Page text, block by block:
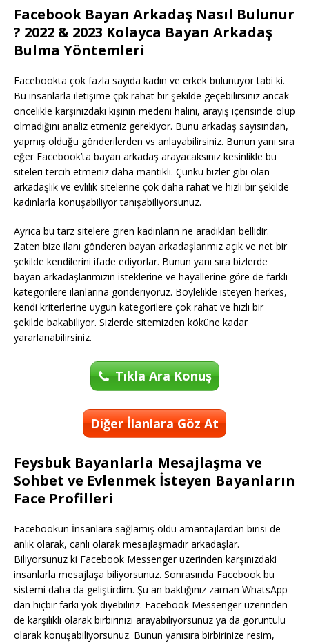
Facebook Bayan Arkadaş Nasıl Bulunur
? 2022 & 2023 Kolayca Bayan Arkadaş
Bulma Yöntemleri
Facebookta çok fazla sayıda kadın ve erkek bulunuyor tabi ki.
Bu insanlarla iletişime çpk rahat bir şekilde geçebilirsiniz ancak
öncelikle karşınızdaki kişinin medeni halini, arayış içerisinde olup
olmadığını analiz etmeniz gerekiyor. Bunu arkadaş sayısından,
yapmış olduğu gönderilerden vs anlayabilirsiniz. Bunun yanı sıra
eğer Facebook’ta bayan arkadaş arayacaksınız kesinlikle bu
siteleri tercih etmeniz daha mantıklı. Çünkü bizler gibi olan
arkadaşlık ve evlilik sitelerine çok daha rahat ve hızlı bir şekilde
kadınlarla konuşabiliyor tanışabiliyorsunuz.
Ayrıca bu tarz sitelere giren kadınların ne aradıkları bellidir.
Zaten bize ilanı gönderen bayan arkadaşlarımız açık ve net bir
şekilde kendilerini ifade ediyorlar. Bunun yanı sıra bizlerde
bayan arkadaşlarımızın isteklerine ve hayallerine göre de farklı
kategorilere ilanlarına gönderiyoruz. Böylelikle isteyen herkes,
kendi kriterlerine uygun kategorilere çok rahat ve hızlı bir
şekilde bakabiliyor. Sizlerde sitemizden köküne kadar
yararlanabilirsiniz.
Tıkla Ara Konuş
Diğer İlanlara Göz At
Feysbuk Bayanlarla Mesajlaşma ve
Sohbet ve Evlenmek İsteyen Bayanların
Face Profilleri
Facebookun İnsanlara sağlamış oldu amantajlardan birisi de
anlık olarak, canlı olarak mesajlaşmadır arkadaşlar.
Biliyorsunuz ki Facebook Messenger üzerinden karşınızdaki
insanlarla mesajlaşa biliyorsunuz. Sonrasında Facebook bu
sistemi daha da geliştirdim. Şu an baktığınız zaman WhatsApp
dan hiçbir farkı yok diyebiliriz. Facebook Messenger üzerinden
de karşılıklı olarak birbirinizi arayabiliyorsunuz ya da görüntülü
olarak konuşabiliyorsunuz. Bunun yanısıra birbirinize resim,